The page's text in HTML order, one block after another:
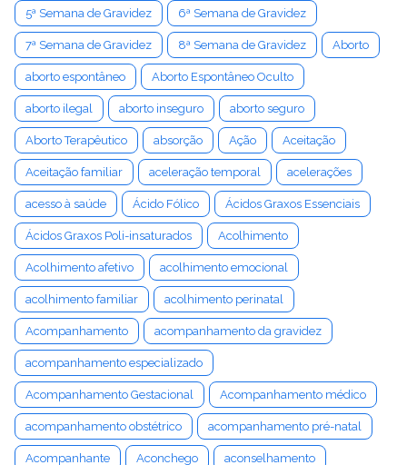
5ª Semana de Gravidez 6ª Semana de Gravidez
7ª Semana de Gravidez 8ª Semana de Gravidez Aborto
aborto espontâneo Aborto Espontâneo Oculto
aborto ilegal aborto inseguro aborto seguro
Aborto Terapêutico absorção Ação Aceitação
Aceitação familiar aceleração temporal acelerações
acesso à saúde Ácido Fólico Ácidos Graxos Essenciais
Ácidos Graxos Poli-insaturados Acolhimento
Acolhimento afetivo acolhimento emocional
acolhimento familiar acolhimento perinatal
Acompanhamento acompanhamento da gravidez
acompanhamento especializado
Acompanhamento Gestacional Acompanhamento médico
acompanhamento obstétrico acompanhamento pré-natal
Acompanhante Aconchego aconselhamento